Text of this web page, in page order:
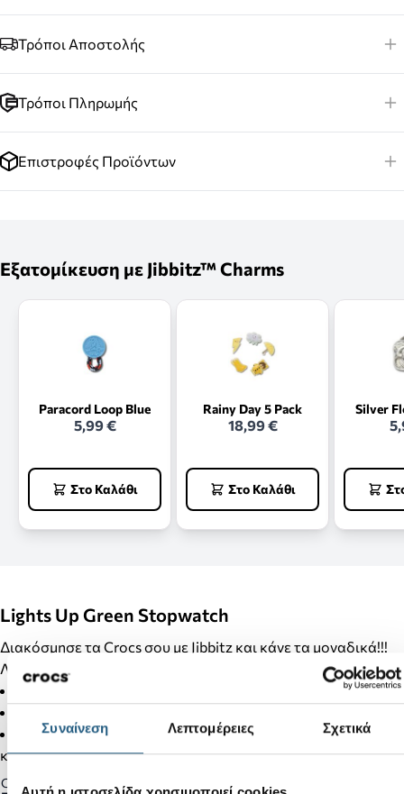
Συναίνεση Λεπτομέρειες Σχετικά
Τρόποι Αποστολής
Τρόποι Πληρωμής
Επιστροφές Προϊόντων
Εξατομίκευση με Jibbitz™ Charms
Paracord Loop Blue
5,99 €
Στο Καλάθι
Rainy Day 5 Pack
18,99 €
Στο Καλάθι
Silver
Lights Up Green Stopwatch
Διακόσμησε τα Crocs σου με Jibbitz και κάνε τα μοναδικά!!!
Λεπτομέρειες Προϊόντος:
Στα προϊόντα της κατηγορίας Jibbitz δεν γίνονται αλλαγές
και επιστροφές.
Gender: